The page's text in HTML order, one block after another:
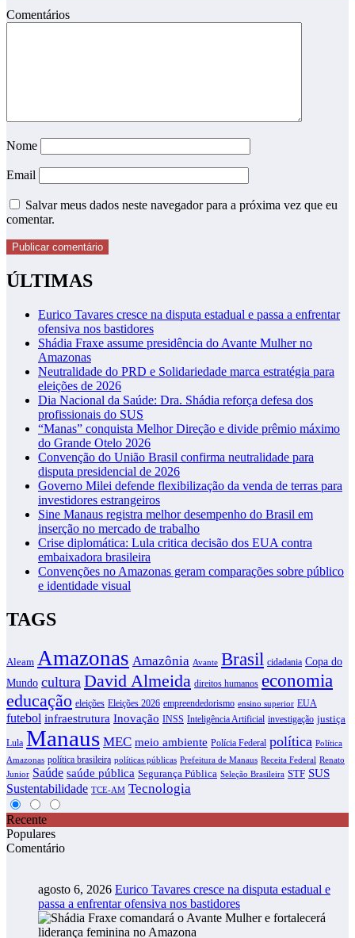
Comentários
Nome
Email
Salvar meus dados neste navegador para a próxima vez que eu
comentar.
ÚLTIMAS
Eurico Tavares cresce na disputa estadual e passa a enfrentar
ofensiva nos bastidores
Shádia Fraxe assume presidência do Avante Mulher no
Amazonas
Neutralidade do PRD e Solidariedade marca estratégia para
eleições de 2026
Dia Nacional da Saúde: Dra. Shádia reforça defesa dos
profissionais do SUS
“Manas” conquista Melhor Direção e divide prêmio máximo
do Grande Otelo 2026
Convenção do União Brasil confirma neutralidade para
disputa presidencial de 2026
Governo Milei defende flexibilização da venda de terras para
investidores estrangeiros
Sine Manaus registra melhor desempenho do Brasil em
inserção no mercado de trabalho
Crise diplomática: Lula critica decisão dos EUA contra
embaixadora brasileira
Convenções no Amazonas geram comparações sobre público
e identidade visual
TAGS
Aleam Amazonas Amazônia Avante Brasil cidadania Copa do
Mundo cultura David Almeida direitos humanos economia
educação eleições Eleições 2026 empreendedorismo ensino superior EUA
futebol infraestrutura Inovação INSS Inteligência Artificial investigação justiça
Lula Manaus MEC meio ambiente Polícia Federal política Política
Amazonas política brasileira políticas públicas Prefeitura de Manaus Receita Federal Renato
Junior Saúde saúde pública Segurança Pública Seleção Brasileira STF SUS
Sustentabilidade TCE-AM Tecnologia
Recente
Populares
Comentário
agosto 6, 2026 Eurico Tavares cresce na disputa estadual e
passa a enfrentar ofensiva nos bastidores